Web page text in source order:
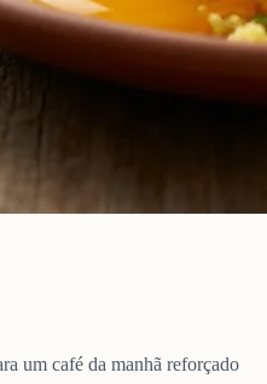
um café da manhã reforçado